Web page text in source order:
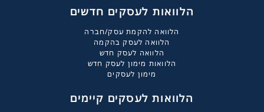
הלוואות לעסקים חדשים
הלוואה להקמת עסק/חברה
הלוואה לעסק בהקמה
הלוואה לעסק חדש
הלוואות מימון לעסק חדש
מימון לעסקים
הלוואות לעסקים קיימים